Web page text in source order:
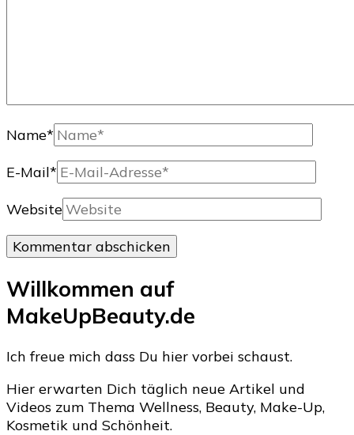
Name*
E-Mail*
Website
Willkommen auf
MakeUpBeauty.de
Ich freue mich dass Du hier vorbei schaust.
Hier erwarten Dich täglich neue Artikel und
Videos zum Thema Wellness, Beauty, Make-Up,
Kosmetik und Schönheit.